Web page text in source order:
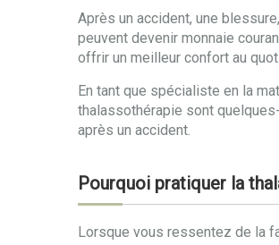
Après un accident, une
peuvent devenir monnaie
offrir un meilleur confort au
En tant que spécialiste en la
thalassothérapie sont
après un accident.
Pourquoi pratiquer la
Lorsque vous ressentez de la